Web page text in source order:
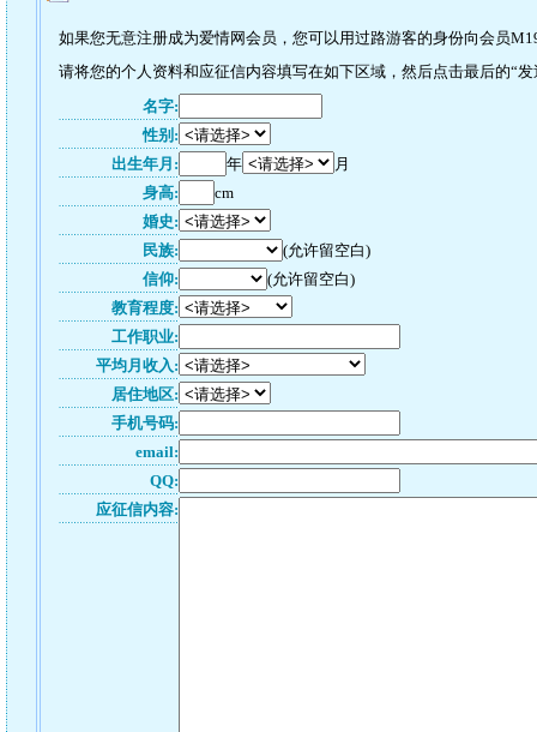
如果您无意注册成为爱情网会员，您可以用过路游客的身份向会员
请将您的个人资料和应征信内容填写在如下区域，然后点击最后的“
名字:
性别:
出生年月:
年
月
身高:
cm
婚史:
民族:
(允许留空白)
信仰:
(允许留空白)
教育程度:
工作职业:
平均月收入:
居住地区:
手机号码:
email:
QQ:
应征信内容: